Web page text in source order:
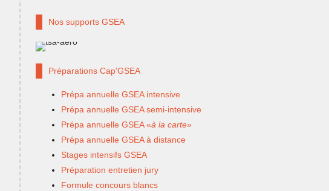
Nos supports GSEA
Préparations Cap'GSEA
Prépa annuelle GSEA intensive
Prépa annuelle GSEA semi-intensive
Prépa annuelle GSEA «à la carte»
Prépa annuelle GSEA à distance
Stages intensifs GSEA
Préparation entretien jury
Formule concours blancs